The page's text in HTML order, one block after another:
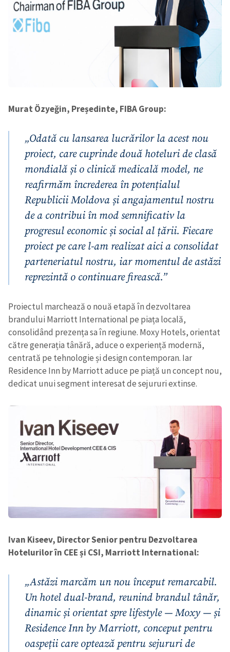
Trimite o informație
in English
Murat Özyeğin, Președinte, FIBA Group:
„Odată cu lansarea lucrărilor la acest nou
proiect, care cuprinde două hoteluri de clasă
mondială și o clinică medicală model, ne
reafirmăm încrederea în potențialul
Republicii Moldova și angajamentul nostru
de a contribui în mod semnificativ la
progresul economic și social al țării. Fiecare
proiect pe care l-am realizat aici a consolidat
parteneriatul nostru, iar momentul de astăzi
reprezintă o continuare firească.”
Proiectul marchează o nouă etapă în dezvoltarea
brandului Marriott International pe piața locală,
consolidând prezența sa în regiune. Moxy Hotels, orientat
către generația tânără, aduce o experiență modernă,
centrată pe tehnologie și design contemporan. Iar
Residence Inn by Marriott aduce pe piață un concept nou,
dedicat unui segment interesat de sejururi extinse.
Ivan Kiseev, Director Senior pentru Dezvoltarea
Hotelurilor în CEE și CSI, Marriott International:
„Astăzi marcăm un nou început remarcabil.
Un hotel dual-brand, reunind brandul tânăr,
dinamic și orientat spre lifestyle — Moxy — și
Residence Inn by Marriott, conceput pentru
oaspeții care optează pentru sejururi de